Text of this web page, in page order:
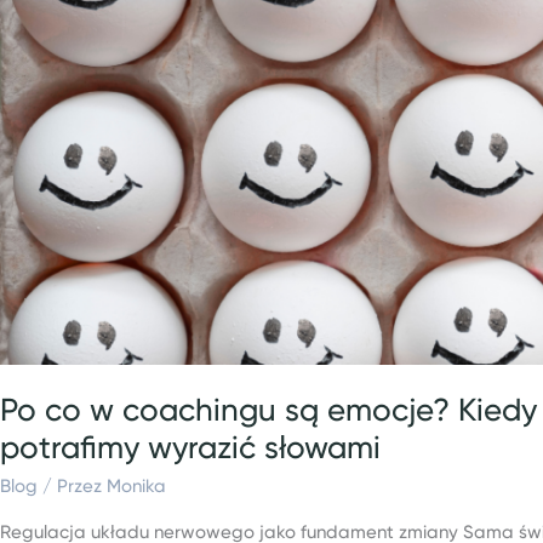
Po co w coachingu są emocje?
potrafimy wyrazić słowami
Blog / Przez Monika
Regulacja układu nerwowego jako fundament zmiany Sama
zaczyna
mówić
to,
czego
nie
potrafimy
wyrazić
słowami